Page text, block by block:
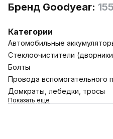
Бренд Goodyear:
Категории
Автомобильные
Стеклоочистители
Болты
Провода вспомогательного
Домкраты, лебедки, тросы
Показать еще